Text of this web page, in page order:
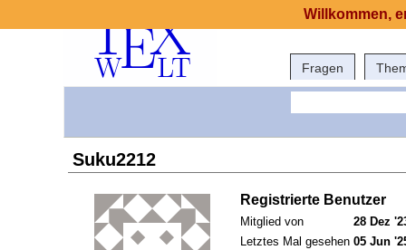
Fragen
Suku2212
Registrierte Benutzer
Mitglied von
28 Dez
Letztes Mal gesehen 05 Jun
Willkommen,